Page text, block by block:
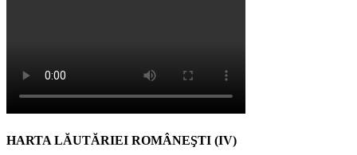
HARTA LĂUTĂRIEI ROMÂNEŞTI (IV)